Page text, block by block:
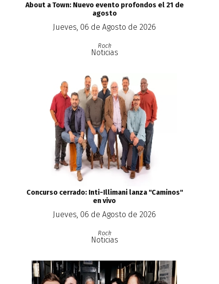
About a Town: Nuevo evento profondos el 21 de
agosto
Jueves, 06 de Agosto de 2026
Rock
Noticias
Concurso cerrado: Inti-Illimani lanza ''Caminos''
en vivo
Jueves, 06 de Agosto de 2026
Rock
Noticias